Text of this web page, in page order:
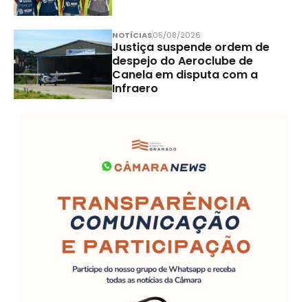
NOTÍCIAS05/08/2026
Justiça suspende ordem de
despejo do Aeroclube de
Canela em disputa com a
Infraero